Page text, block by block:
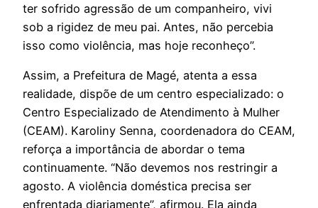
ter sofrido agressão de um companheiro, vivi
sob a rigidez de meu pai. Antes, não percebia
isso como violência, mas hoje reconheço”.
Assim, a Prefeitura de Magé, atenta a essa
realidade, dispõe de um centro especializado: o
Centro Especializado de Atendimento à Mulher
(CEAM). Karoliny Senna, coordenadora do CEAM,
reforça a importância de abordar o tema
continuamente. “Não devemos nos restringir a
agosto. A violência doméstica precisa ser
enfrentada diariamente”, afirmou. Ela ainda